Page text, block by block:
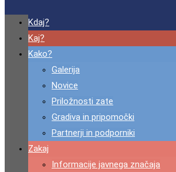
Kdaj?
Kaj?
Kako?
Galerija
Novice
Priložnosti zate
Gradiva in pripomočki
Partnerji in podporniki
Zakaj
Informacije javnega značaja